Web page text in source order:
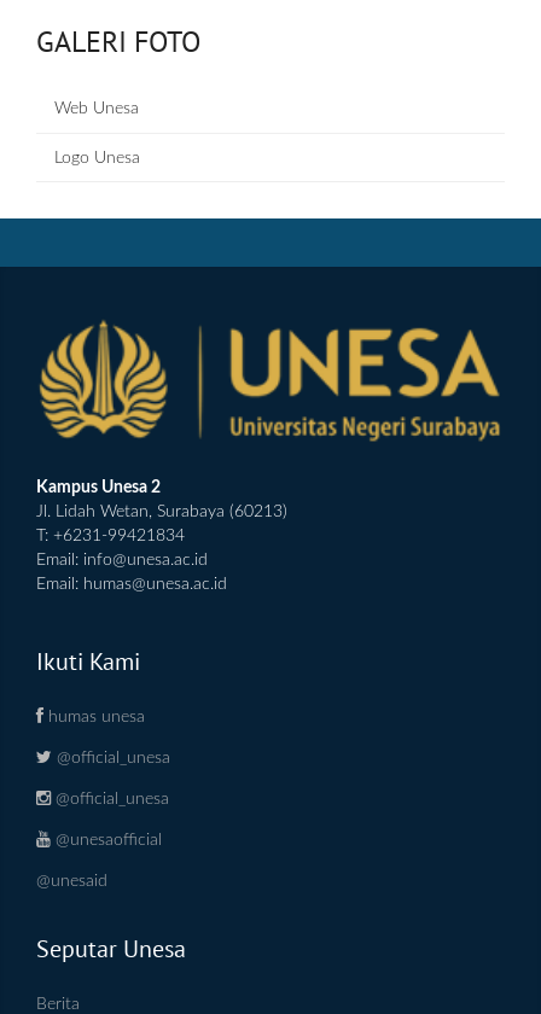
GALERI FOTO
Web Unesa
Logo Unesa
Kampus Unesa 2
Jl. Lidah Wetan, Surabaya (60213)
T: +6231-99421834
Email: info@unesa.ac.id
Email: humas@unesa.ac.id
Ikuti Kami
humas unesa
@official_unesa
@official_unesa
@unesaofficial
@unesaid
Seputar Unesa
Berita